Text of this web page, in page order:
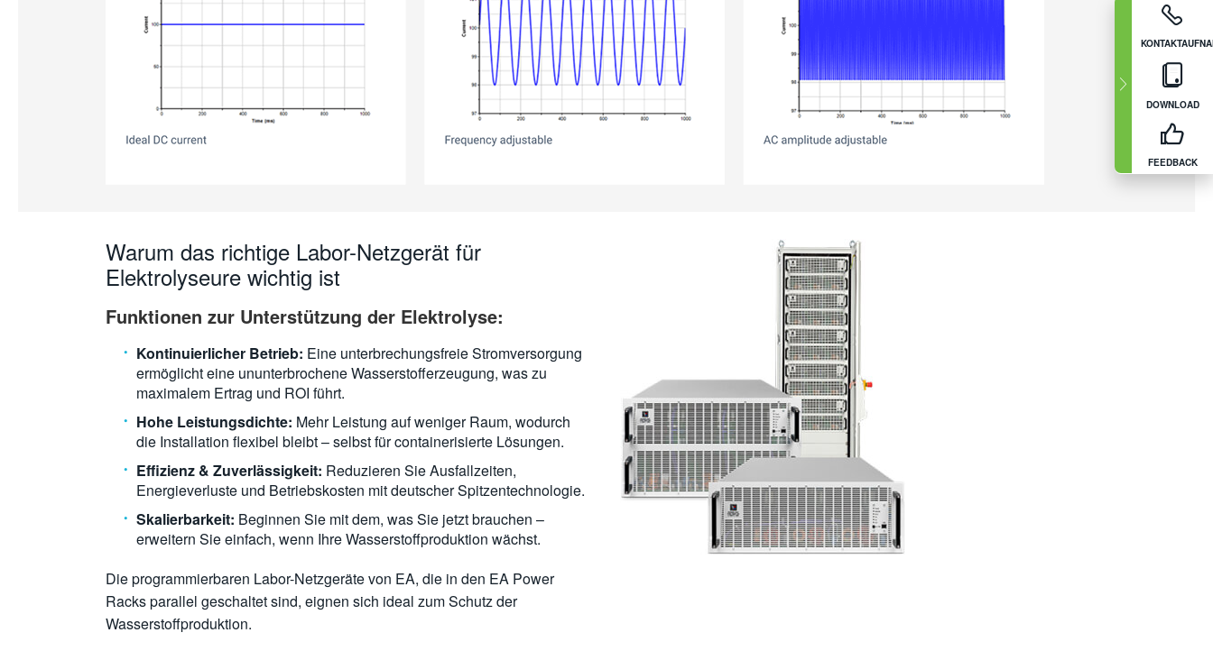
DOWNLOAD
FEEDBACK
Warum das richtige Labor-Netzgerät für
Elektrolyseure wichtig ist
Funktionen zur Unterstützung der Elektrolyse:
Kontinuierlicher Betrieb: Eine unterbrechungsfreie Stromversorgung
ermöglicht eine ununterbrochene Wasserstofferzeugung, was zu
maximalem Ertrag und ROI führt.
Hohe Leistungsdichte: Mehr Leistung auf weniger Raum, wodurch
die Installation flexibel bleibt – selbst für containerisierte Lösungen.
Effizienz & Zuverlässigkeit: Reduzieren Sie Ausfallzeiten,
Energieverluste und Betriebskosten mit deutscher Spitzentechnologie.
Skalierbarkeit: Beginnen Sie mit dem, was Sie jetzt brauchen –
erweitern Sie einfach, wenn Ihre Wasserstoffproduktion wächst.
Die programmierbaren Labor-Netzgeräte von EA, die in den EA Power
Racks parallel geschaltet sind, eignen sich ideal zum Schutz der
Wasserstoffproduktion.